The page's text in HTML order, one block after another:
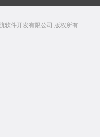
软件开发有限公司 版权所有